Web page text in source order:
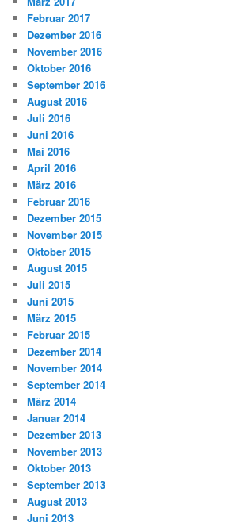
Februar 2017
Dezember 2016
November 2016
Oktober 2016
September 2016
August 2016
Juli 2016
Juni 2016
Mai 2016
April 2016
März 2016
Februar 2016
Dezember 2015
November 2015
Oktober 2015
August 2015
Juli 2015
Juni 2015
März 2015
Februar 2015
Dezember 2014
November 2014
September 2014
März 2014
Januar 2014
Dezember 2013
November 2013
Oktober 2013
September 2013
August 2013
Juni 2013